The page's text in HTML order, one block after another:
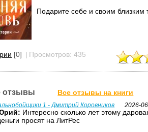
Подарите себе и своим близким
[0] | Просмотров: 435
отзывы Все отзывы на книги
1 - Дмитрий Коровников 2026-
Интересно сколько лет этому
просят на ЛитРес